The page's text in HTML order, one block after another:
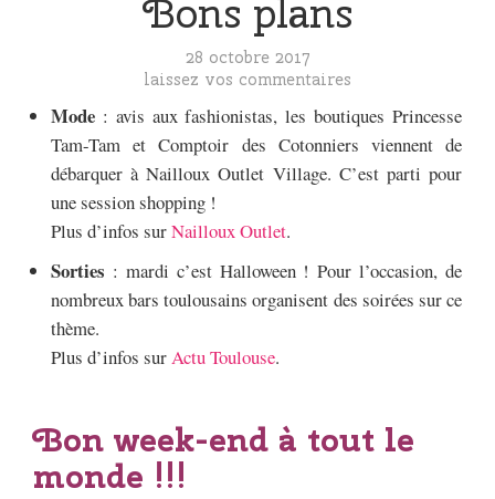
Bons plans
28 octobre 2017
laissez vos commentaires
Mode : avis aux fashionistas, les boutiques Princesse
Tam-Tam et Comptoir des Cotonniers viennent de
débarquer à Nailloux Outlet Village. C’est parti pour
une session shopping !
Plus d’infos surNailloux Outlet.
Sorties : mardi c’est Halloween ! Pour l’occasion, de
nombreux bars toulousains organisent des soirées sur ce
thème.
Plus d’infos surActu Toulouse.
Bon week-end à tout le
monde !!!